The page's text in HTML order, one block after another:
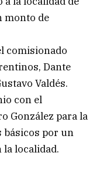
monto de
comisionado
Dante
Valdés.
con el
González para la
básicos por un
la localidad.